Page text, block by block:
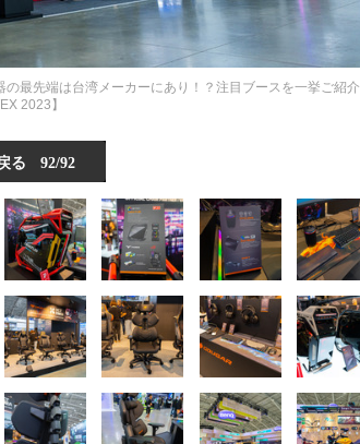
最先端は台湾メーカーにあり！？注目ブースを一挙ご紹介
2023】
る 92/92